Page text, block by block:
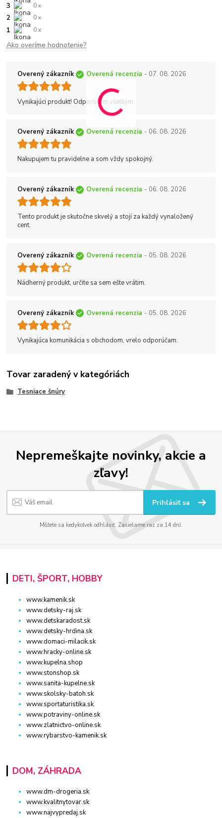
3 0 x
2 0 x
1 0 x
Ako overíme hodnotenie?
Overený zákazník Overená recenzia - 07. 08. 2026
Vynikajúci produkt! Odporúčam všetkým.
Overený zákazník Overená recenzia - 06. 08. 2026
Nakupujem tu pravidelne a som vždy spokojný.
Overený zákazník Overená recenzia - 06. 08. 2026
Tento produkt je skutočne skvelý a stojí za každý vynaložený
cent.
Overený zákazník Overená recenzia - 05. 08. 2026
Nádherný produkt, určite sa sem ešte vrátim.
Overený zákazník Overená recenzia - 05. 08. 2026
Vynikajúca komunikácia s obchodom, vrelo odporúčam.
Tovar zaradený v kategóriách
Tesniace šnúry
Nepremeškajte novinky, akcie a
zľavy!
Prihlásiť sa
Môžete sa kedykoľvek odhlásiť. Zasielame raz za 14 dní.
DETI, ŠPORT, HOBBY
www.kamenik.sk
www.detsky-raj.sk
www.detskaradost.sk
www.detsky-hrdina.sk
www.domaci-milacik.sk
www.hracky-online.sk
www.kupelna.shop
www.stonshop.sk
www.sanita-kupelne.sk
www.skolsky-batoh.sk
www.sportaturistika.sk
www.potraviny-online.sk
www.zlatnictvo-online.sk
www.rybarstvo-kamenik.sk
DOM, ZÁHRADA
www.dm-drogeria.sk
www.kvalitnytovar.sk
www.najvypredaj.sk